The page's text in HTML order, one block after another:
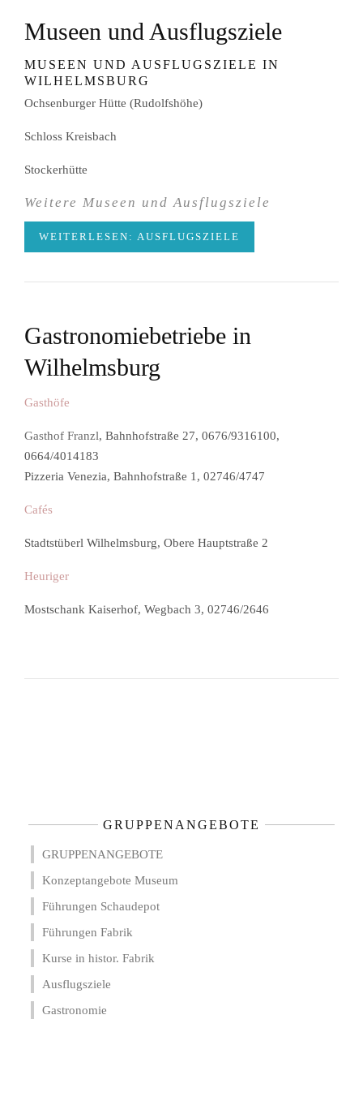
Museen und Ausflugsziele
MUSEEN UND AUSFLUGSZIELE IN
WILHELMSBURG
Ochsenburger Hütte (Rudolfshöhe)
Schloss Kreisbach
Stockerhütte
Weitere Museen und Ausflugsziele
WEITERLESEN: AUSFLUGSZIELE
Gastronomiebetriebe in
Wilhelmsburg
Gasthöfe
Gasthof Franzl, Bahnhofstraße 27, 0676/9316100,
0664/4014183
Pizzeria Venezia, Bahnhofstraße 1, 02746/4747
Cafés
Stadtstüberl Wilhelmsburg, Obere Hauptstraße 2
Heuriger
Mostschank Kaiserhof, Wegbach 3, 02746/2646
GRUPPENANGEBOTE
GRUPPENANGEBOTE
Konzeptangebote Museum
Führungen Schaudepot
Führungen Fabrik
Kurse in histor. Fabrik
Ausflugsziele
Gastronomie